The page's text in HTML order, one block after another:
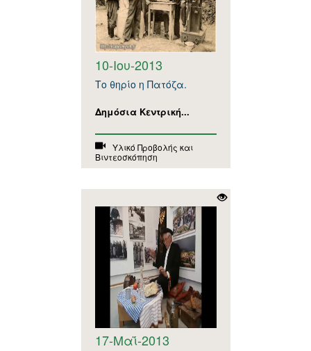
10-Ιου-2013
Το θηρίο η Πατόζα.
Δημόσια Κεντρική...
Υλικό Προβολής και
Βιντεοσκόπηση
17-Μαΐ-2013